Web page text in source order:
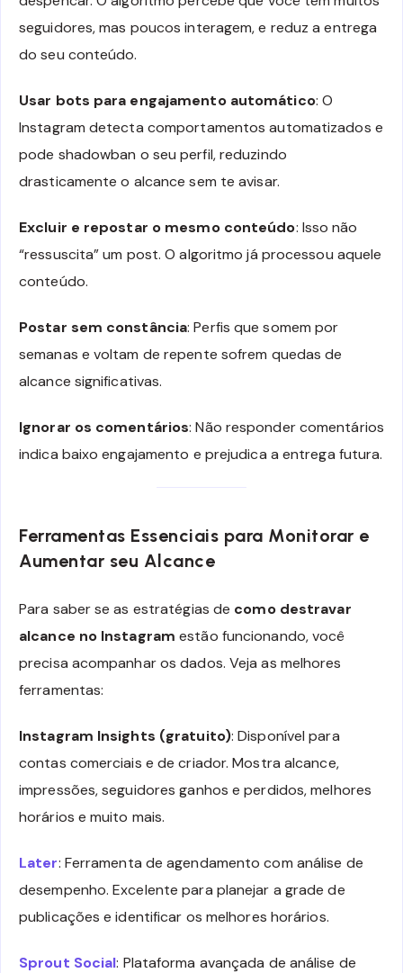
seguidores, mas poucos interagem, e reduz a entrega
do seu conteúdo.
Usar bots para engajamento automático: O
Instagram detecta comportamentos automatizados e
pode shadowban o seu perfil, reduzindo
drasticamente o alcance sem te avisar.
Excluir e repostar o mesmo conteúdo: Isso não
“ressuscita” um post. O algoritmo já processou aquele
conteúdo.
Postar sem constância: Perfis que somem por
semanas e voltam de repente sofrem quedas de
alcance significativas.
Ignorar os comentários: Não responder comentários
indica baixo engajamento e prejudica a entrega futura.
Ferramentas Essenciais para Monitorar e
Aumentar seu Alcance
Para saber se as estratégias de como destravar
alcance no Instagram estão funcionando, você
precisa acompanhar os dados. Veja as melhores
ferramentas:
Instagram Insights (gratuito): Disponível para
contas comerciais e de criador. Mostra alcance,
impressões, seguidores ganhos e perdidos, melhores
horários e muito mais.
Later: Ferramenta de agendamento com análise de
desempenho. Excelente para planejar a grade de
publicações e identificar os melhores horários.
Sprout Social: Plataforma avançada de análise de